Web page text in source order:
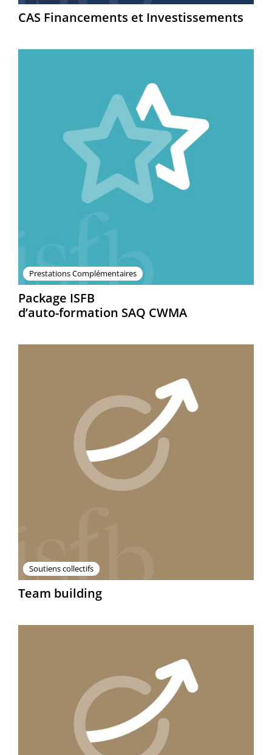
CAS Financements et Investissements
Prestations Complémentaires
Package ISFB
d’auto-formation SAQ CWMA
Soutiens collectifs
Team building